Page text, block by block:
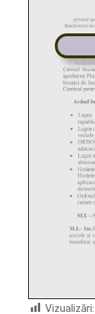
Vizualizări: